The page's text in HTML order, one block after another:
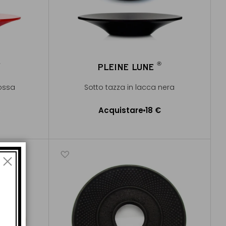
PLEINE LUNE®
Sotto tazza in lacca nera
Acquistare 18 €